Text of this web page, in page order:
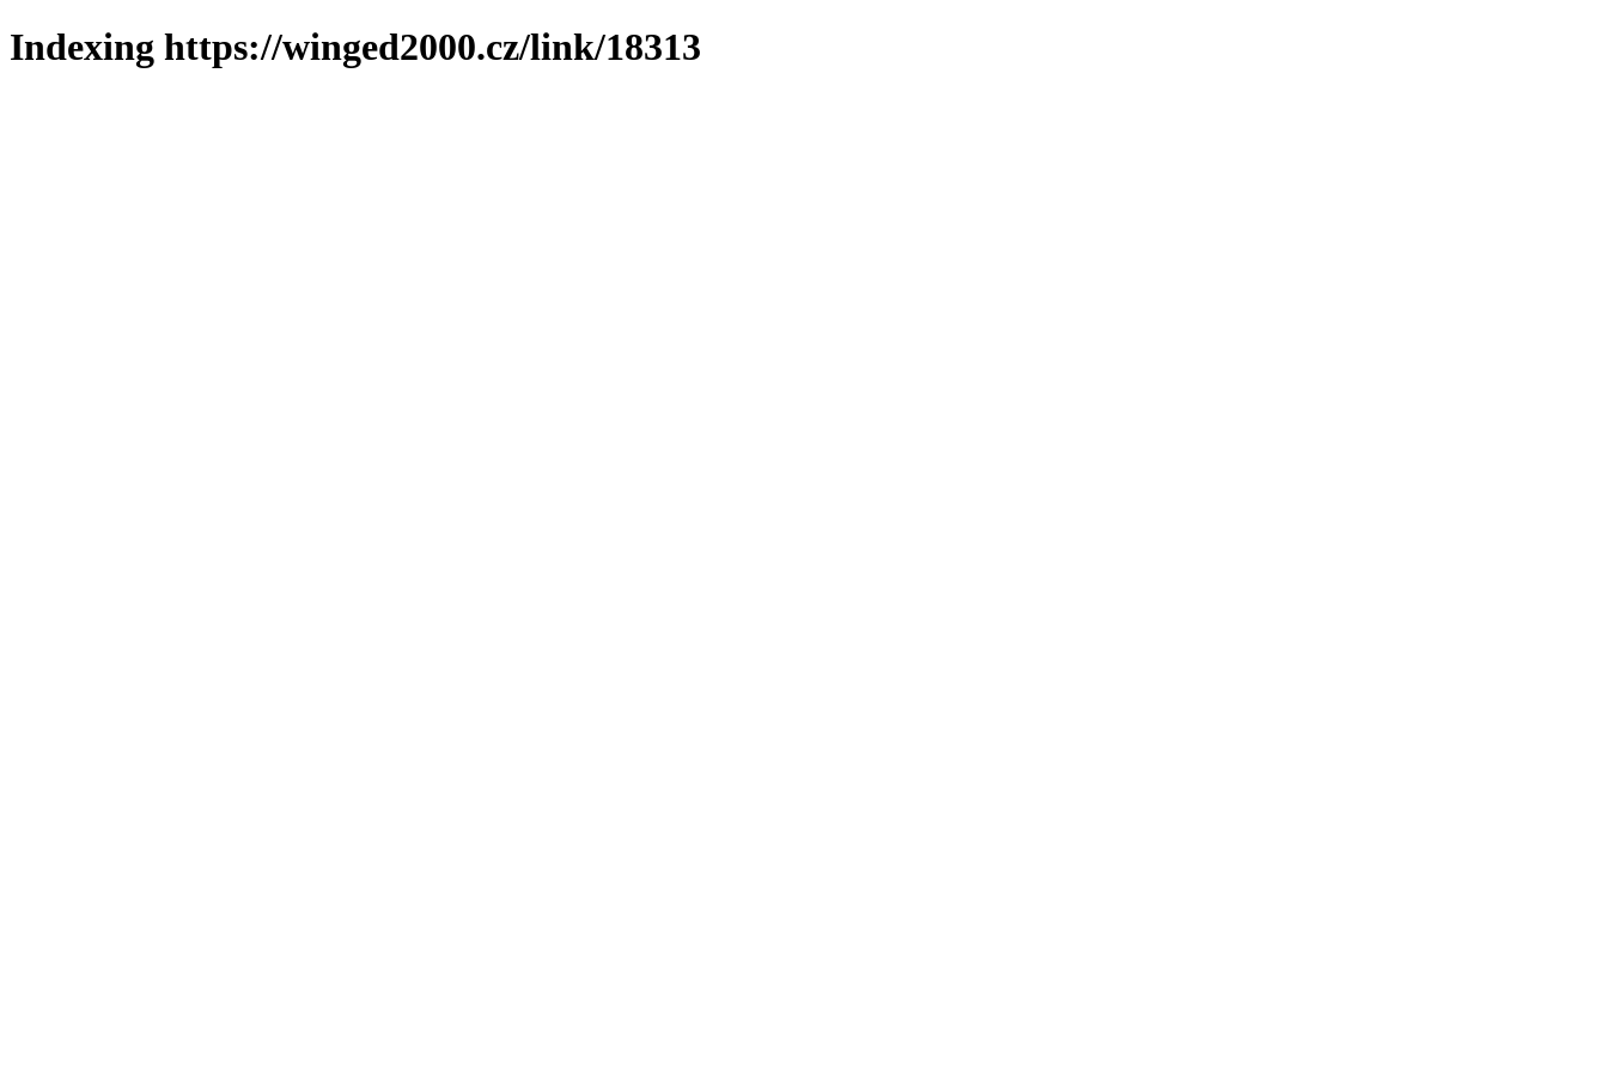
Indexing https://winged2000.cz/link/18313